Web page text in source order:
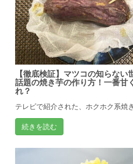
【徹底検証】マツコの知らない
話題の焼き芋の作り方！一番甘
れ？
テレビで紹介された、ホクホク系焼
続きを読む